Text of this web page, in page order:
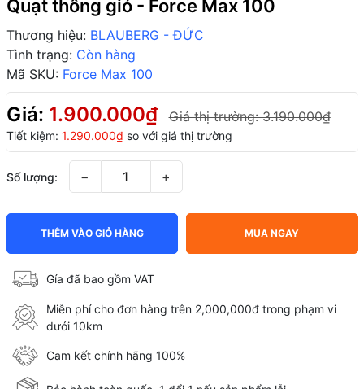
Quạt thông gió - Force Max 100
Thương hiệu: BLAUBERG - ĐỨC
Tình trạng: Còn hàng
Mã SKU: Force Max 100
Giá: 1.900.000₫ Giá thị trường:3.190.000₫
Tiết kiệm: 1.290.000₫so với giá thị trường
Số lượng: − +
THÊM VÀO GIỎ HÀNG MUA NGAY
Gía đã bao gồm VAT
Miễn phí cho đơn hàng trên 2,000,000đ trong phạm vi
dưới 10km
Cam kết chính hãng 100%